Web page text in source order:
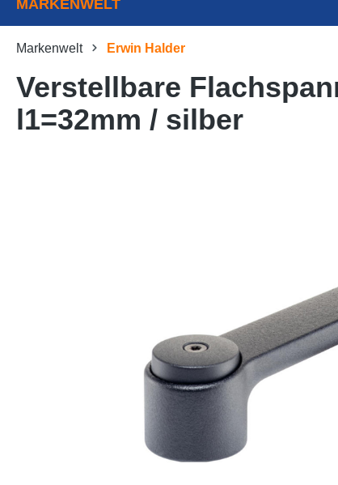
MARKENWELT
Markenwelt Erwin Halder
Verstellbare
l1=32mm / silber